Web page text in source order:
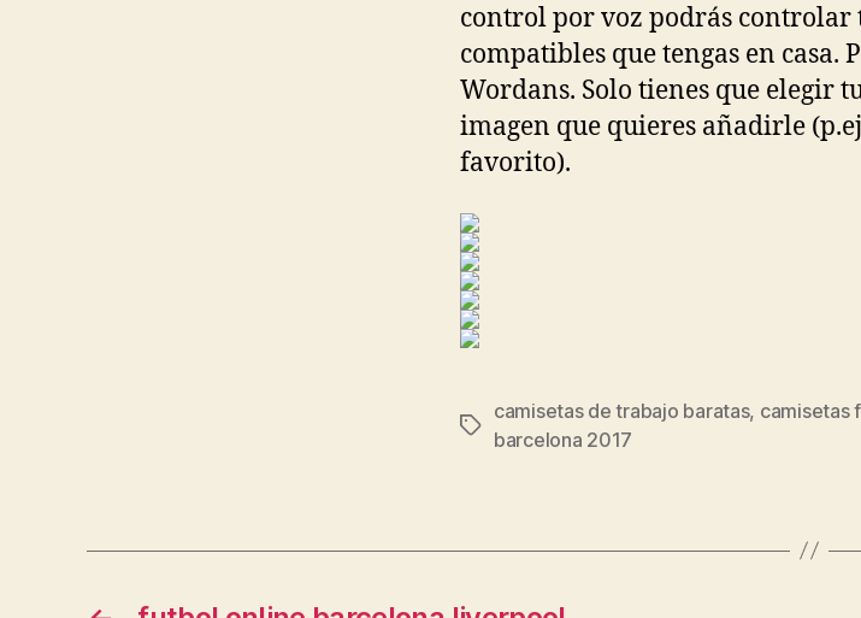
control por voz podrás controlar
compatibles que tengas en casa.
Wordans. Solo tienes que elegir
imagen que quieres añadirle
favorito).
Etiquetas
camisetas de trabajo baratas, camisetas
barcelona 2017